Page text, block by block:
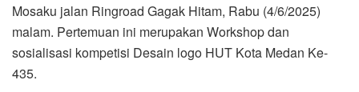
Mosaku jalan Ringroad Gagak Hitam, Rabu (4/6/2025)
malam. Pertemuan ini merupakan Workshop dan
sosialisasi kompetisi Desain logo HUT Kota Medan Ke-
435.